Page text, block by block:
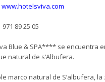
www.hotelsviva.com
971 89 25 05
Blue & SPA**** se encuentra
natural de s’Albufera.
marco natural de S’albufera,